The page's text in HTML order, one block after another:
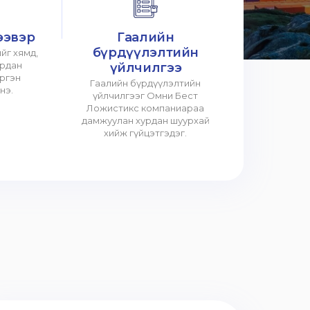
хямд,
Гаалийн
бүрдүүлэлтийн
үйлчилгээ
Гаалийн бүрдүүлэлтийн
үйлчилгээг Омни Бест
Ложистикс компаниараа
дамжуулан хурдан шуурхай
хийж гүйцэтгэдэг.